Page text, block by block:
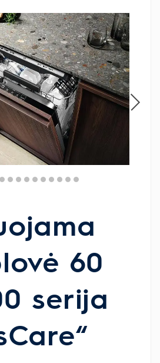
60
serija